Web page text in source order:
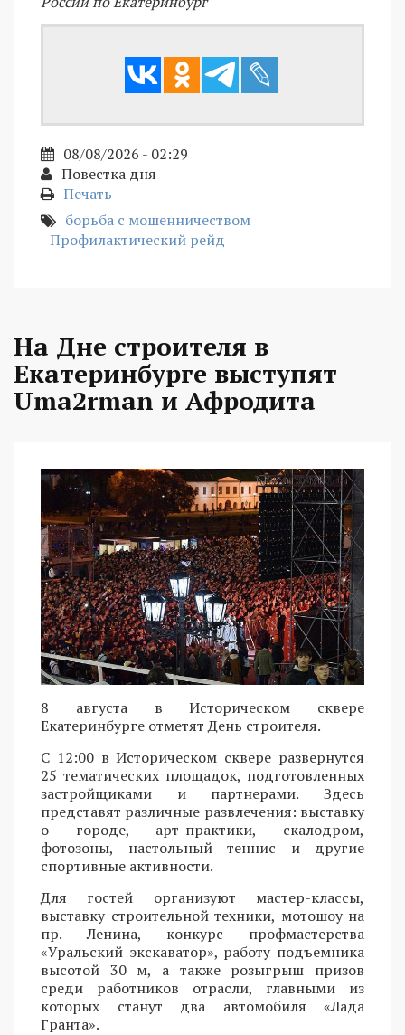
08/08/2026 - 02:29
Повестка дня
Печать
борьба с мошенничеством
Профилактический рейд
На Дне строителя в
Екатеринбурге выступят
Uma2rman и Афродита
8 августа в Историческом сквере
Екатеринбурге отметят День строителя.
С 12:00 в Историческом сквере развернутся
25 тематических площадок, подготовленных
застройщиками и партнерами. Здесь
представят различные развлечения: выставку
о городе, арт-практики, скалодром,
фотозоны, настольный теннис и другие
спортивные активности.
Для гостей организуют мастер-классы,
выставку строительной техники, мотошоу на
пр. Ленина, конкурс профмастерства
«Уральский экскаватор», работу подъемника
высотой 30 м, а также розыгрыш призов
среди работников отрасли, главными из
которых станут два автомобиля «Лада
Гранта».